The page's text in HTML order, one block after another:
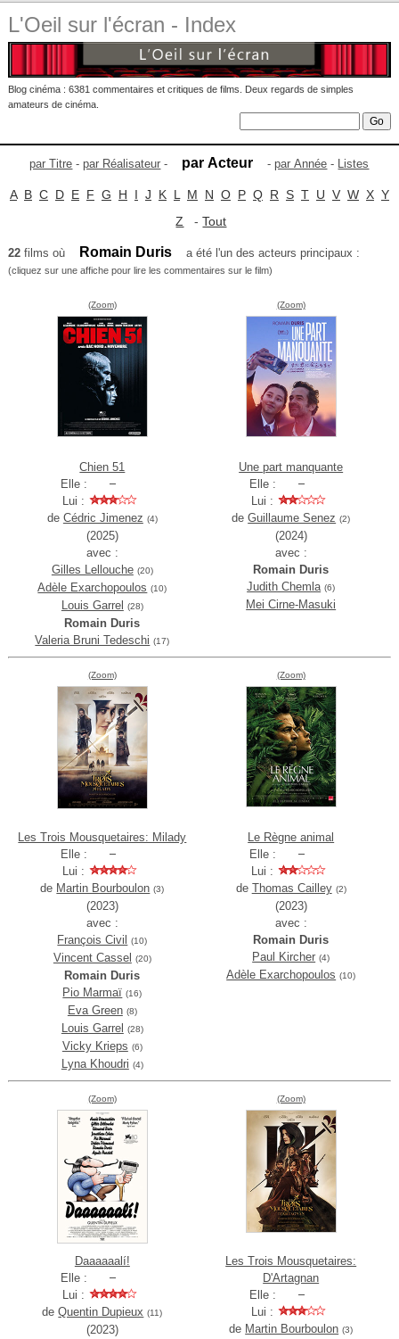
L'Oeil sur l'écran - Index
Blog cinéma : 6381 commentaires et critiques de films. Deux regards de simples
amateurs de cinéma.
par Titre -par Réalisateur - par Acteur -par Année - Listes
A B C D E F G H I J K L M N O P Q R S T U V W X Y
Z -Tout
22films où Romain Duris a été l'un des acteurs principaux :
(cliquez sur une affiche pour lire les commentaires sur le film)
(Zoom)
Chien 51
Elle :
Lui :
de Cédric Jimenez (4)
(2025)
avec :
Gilles Lellouche (20)
Adèle Exarchopoulos (10)
Louis Garrel (28)
Romain Duris
Valeria Bruni Tedeschi (17)
(Zoom)
Une part manquante
Elle :
Lui :
deGuillaume Senez (2)
(2024)
avec :
Romain Duris
Judith Chemla (6)
Mei Cirne-Masuki
(Zoom)
Les Trois Mousquetaires: Milady
Elle :
Lui :
de Martin Bourboulon (3)
(2023)
avec :
François Civil
(10)
Vincent Cassel (20)
Romain Duris
Pio Marmaï (16)
Eva Green (8)
Louis Garrel (28)
Vicky Krieps (6)
Lyna Khoudri (4)
(Zoom)
Le Règne animal
Elle :
Lui :
de Thomas Cailley (2)
(2023)
avec :
Romain Duris
Paul Kircher (4)
Adèle Exarchopoulos (10)
(Zoom)
Daaaaaalí!
Elle :
Lui :
deQuentin Dupieux (11)
(2023)
(Zoom)
Les Trois Mousquetaires:
D'Artagnan
Elle :
Lui :
de Martin Bourboulon (3)